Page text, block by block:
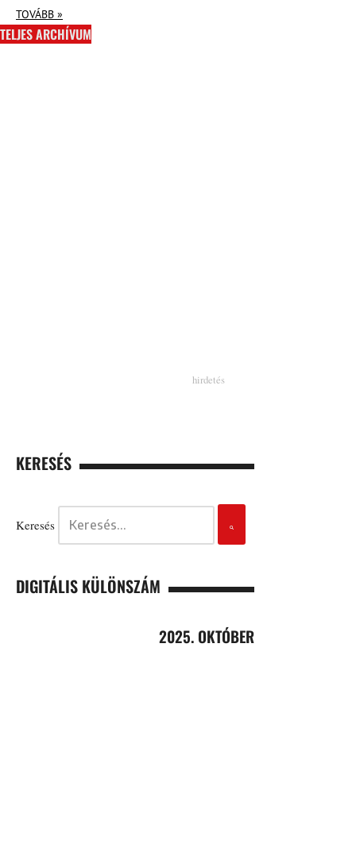
TOVÁBB »
TELJES ARCHÍVUM
KERESÉS
Keresés
DIGITÁLIS KÜLÖNSZÁM
2025. OKTÓBER